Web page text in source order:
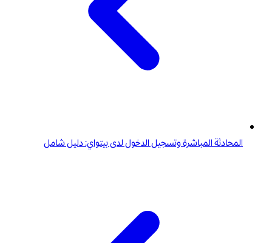
المحادثة المباشرة وتسجيل الدخول لدى بيتواي: دليل شامل